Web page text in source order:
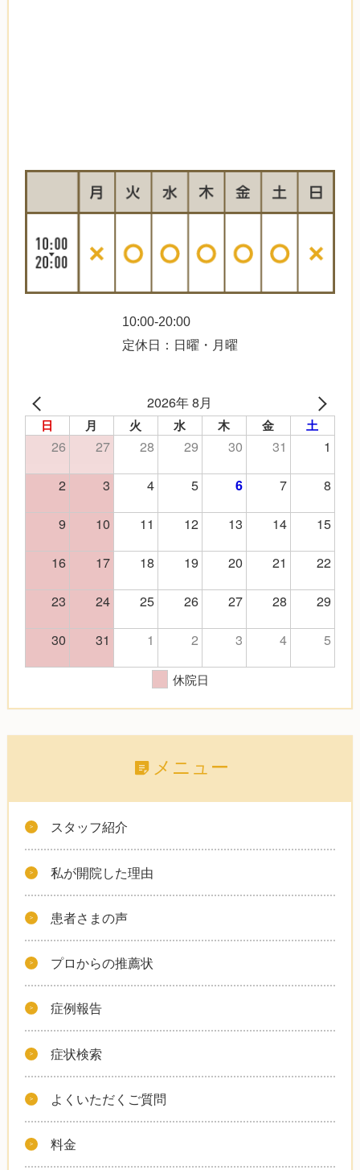
10:00-20:00
定休日：日曜・月曜
2026年 8月
日 月 火 水 木 金 土
26 27 28 29 30 31
1
2
3 4 5 6 7
8
9
10 11 12 13 14
15
16
17 18 19 20 21
22
23
24 25 26 27 28
29
30
31 1 2 3 4 5
休院日
メニュー
スタッフ紹介
私が開院した理由
患者さまの声
プロからの推薦状
症例報告
症状検索
よくいただくご質問
料金